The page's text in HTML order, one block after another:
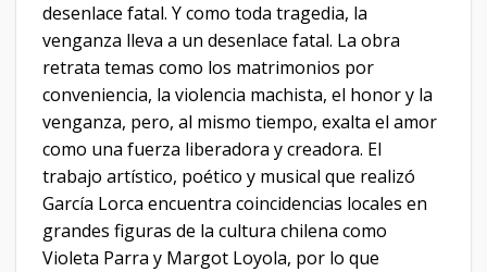
desenlace fatal. Y como toda tragedia, la
venganza lleva a un desenlace fatal. La obra
retrata temas como los matrimonios por
conveniencia, la violencia machista, el honor y la
venganza, pero, al mismo tiempo, exalta el amor
como una fuerza liberadora y creadora. El
trabajo artístico, poético y musical que realizó
García Lorca encuentra coincidencias locales en
grandes figuras de la cultura chilena como
Violeta Parra y Margot Loyola, por lo que